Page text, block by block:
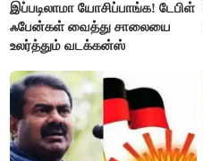
இப்படிலாமா யோசிப்பாங்க! டேபிள்
ஃபேன்கள் வைத்து சாலையை
உலர்த்தும் வடக்கன்ஸ்